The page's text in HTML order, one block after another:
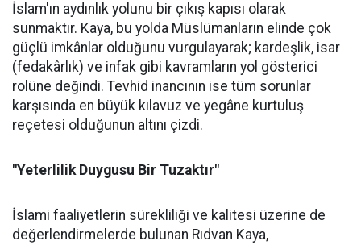
İslam'ın aydınlık yolunu bir çıkış kapısı olarak
sunmaktır. Kaya, bu yolda Müslümanların elinde çok
güçlü imkânlar olduğunu vurgulayarak; kardeşlik, isar
(fedakârlık) ve infak gibi kavramların yol gösterici
rolüne değindi. Tevhid inancının ise tüm sorunlar
karşısında en büyük kılavuz ve yegâne kurtuluş
reçetesi olduğunun altını çizdi.
"Yeterlilik Duygusu Bir Tuzaktır"
İslami faaliyetlerin sürekliliği ve kalitesi üzerine de
değerlendirmelerde bulunan Rıdvan Kaya,